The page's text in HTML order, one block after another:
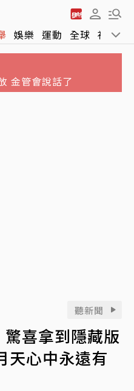
娛樂 運動 全球 社會
聽新聞
喜拿到隱藏版
天心中永遠有